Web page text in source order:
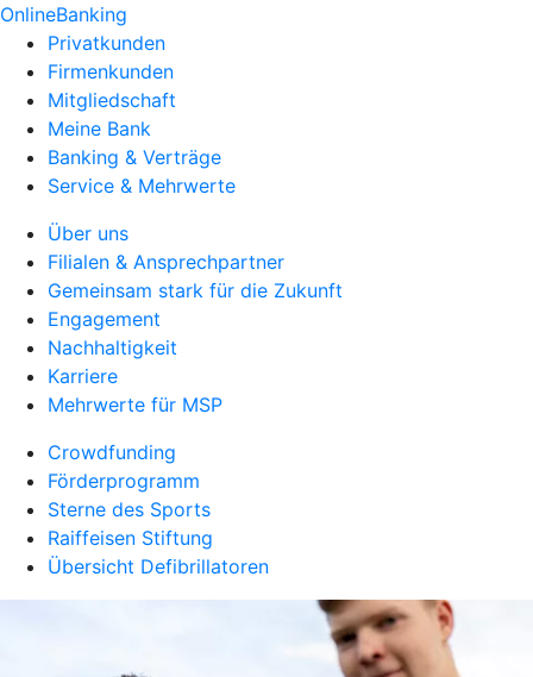
OnlineBanking
Privatkunden
Firmenkunden
Mitgliedschaft
Meine Bank
Banking & Verträge
Service & Mehrwerte
Über uns
Filialen & Ansprechpartner
Gemeinsam stark für die Zukunft
Engagement
Nachhaltigkeit
Karriere
Mehrwerte für MSP
Crowdfunding
Förderprogramm
Sterne des Sports
Raiffeisen Stiftung
Übersicht Defibrillatoren